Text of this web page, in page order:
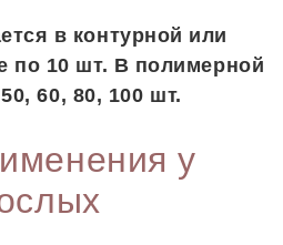
в контурной или
по 10 шт. В полимерной
60, 80, 100 шт.
у